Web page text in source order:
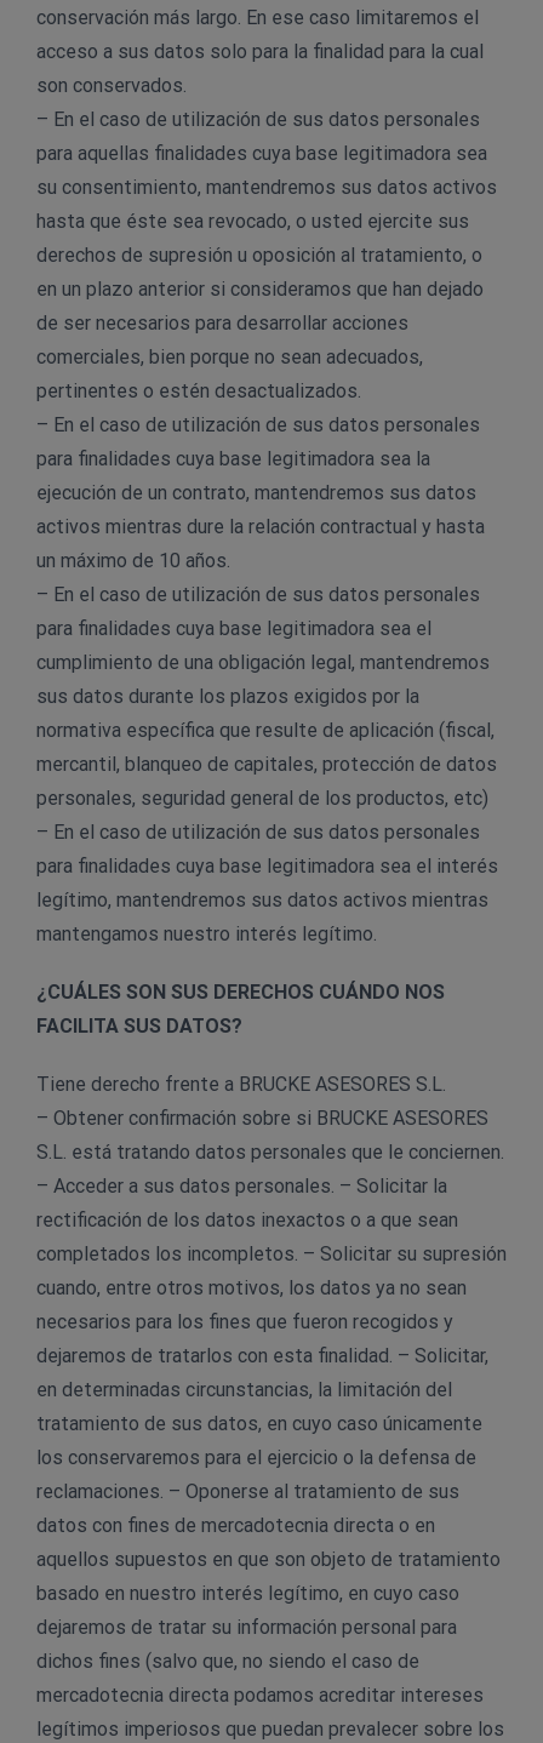
conservación más largo. En ese caso limitaremos el
acceso a sus datos solo para la finalidad para la cual
son conservados.
– En el caso de utilización de sus datos personales
para aquellas finalidades cuya base legitimadora sea
su consentimiento, mantendremos sus datos activos
hasta que éste sea revocado, o usted ejercite sus
derechos de supresión u oposición al tratamiento, o
en un plazo anterior si consideramos que han dejado
de ser necesarios para desarrollar acciones
comerciales, bien porque no sean adecuados,
pertinentes o estén desactualizados.
– En el caso de utilización de sus datos personales
para finalidades cuya base legitimadora sea la
ejecución de un contrato, mantendremos sus datos
activos mientras dure la relación contractual y hasta
un máximo de 10 años.
– En el caso de utilización de sus datos personales
para finalidades cuya base legitimadora sea el
cumplimiento de una obligación legal, mantendremos
sus datos durante los plazos exigidos por la
normativa específica que resulte de aplicación (fiscal,
mercantil, blanqueo de capitales, protección de datos
personales, seguridad general de los productos, etc)
– En el caso de utilización de sus datos personales
para finalidades cuya base legitimadora sea el interés
legítimo, mantendremos sus datos activos mientras
mantengamos nuestro interés legítimo.
¿CUÁLES SON SUS DERECHOS CUÁNDO NOS
FACILITA SUS DATOS?
Tiene derecho frente a BRUCKE ASESORES S.L.
– Obtener confirmación sobre si BRUCKE ASESORES
S.L. está tratando datos personales que le conciernen.
– Acceder a sus datos personales. – Solicitar la
rectificación de los datos inexactos o a que sean
completados los incompletos. – Solicitar su supresión
cuando, entre otros motivos, los datos ya no sean
necesarios para los fines que fueron recogidos y
dejaremos de tratarlos con esta finalidad. – Solicitar,
en determinadas circunstancias, la limitación del
tratamiento de sus datos, en cuyo caso únicamente
los conservaremos para el ejercicio o la defensa de
reclamaciones. – Oponerse al tratamiento de sus
datos con fines de mercadotecnia directa o en
aquellos supuestos en que son objeto de tratamiento
basado en nuestro interés legítimo, en cuyo caso
dejaremos de tratar su información personal para
dichos fines (salvo que, no siendo el caso de
mercadotecnia directa podamos acreditar intereses
legítimos imperiosos que puedan prevalecer sobre los